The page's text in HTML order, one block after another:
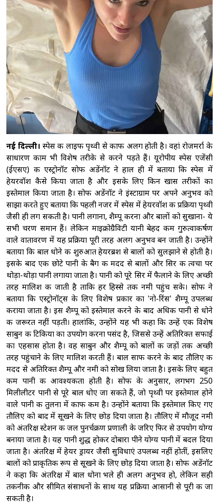
नई दिल्ली। स्पेस की लाइफ पृथ्वी से काफी अलग होती है। वहां रोजमर्रा के
साधारण काम भी विशेष तरीके से करने पड़ते हैं। यूरोपीय स्पेस एजेंसी
(ईएसए) की एस्ट्रोनॉट सोफी अडेंनॉट ने हाल ही में बताया कि स्पेस में
हेयरवॉश कैसे किया जाता है और इसके लिए किन खास तरीकों का
इस्तेमाल किया जाता है। सोफी अडेंनॉट ने इंस्टाग्राम पर अपने अनुभव को
साझा करते हुए बताया कि पहली नजर में स्पेस में हेयरवॉश की प्रक्रिया पृथ्वी
जैसी ही लग सकती है। पानी लगाना, शैम्पू करना और बालों को सुखाना- ये
सभी चरण समान हैं। लेकिन माइक्रोग्रैविटी यानी बेहद कम गुरुत्वाकर्षण
वाले वातावरण में यह प्रक्रिया पूरी तरह अलग अनुभव बन जाती है। उन्होंने
बताया कि बाल धोने की शुरुआत हेयरब्रश से बालों को सुलझाने से होती है।
इसके बाद एक छोटे पानी के बैग की मदद से बालों और सिर की त्वचा पर
थोड़ा-थोड़ा पानी लगाया जाता है। पानी को पूरे सिर में फैलाने के लिए अच्छी
तरह मालिश की जाती है ताकि हर हिस्से तक नमी पहुंच सके। सोफी ने
बताया कि एस्ट्रोनॉट्स के लिए विशेष प्रकार का 'नो-रिंस' शैम्पू उपलब्ध
कराया जाता है। इस शैम्पू को इस्तेमाल करने के बाद अधिक पानी से धोने
की जरूरत नहीं पड़ती। हालांकि, उन्होंने यह भी कहा कि उन्हें एक विशेष
साबुन की टिकिया का उपयोग करना पसंद है, जिससे उन्हें अतिरिक्त सफाई
का एहसास होता है। वह साबुन और शैम्पू को बालों की जड़ों तक अच्छी
तरह पहुंचाने के लिए मालिश करती हैं। बाल साफ करने के बाद तौलिए की
मदद से अतिरिक्त शैम्पू और नमी को सोख लिया जाता है। इसके लिए बहुत
कम पानी की आवश्यकता होती है। सोफी के अनुसार, लगभग 250
मिलीलीटर पानी से पूरे बाल धोए जा सकते हैं, जो पृथ्वी पर इस्तेमाल होने
वाले पानी की तुलना में काफी कम है। उन्होंने बताया कि इस्तेमाल किए गए
तौलिए को बाद में सूखने के लिए छोड़ दिया जाता है। तौलिए में मौजूद नमी
को अंतरिक्ष स्टेशन की जल पुनर्चक्रण प्रणाली के जरिए फिर से उपयोग योग्य
बनाया जाता है। यह पानी शुद्ध होकर दोबारा पीने योग्य पानी में बदल दिया
जाता है। अंतरिक्ष में हेयर ड्रायर जैसी सुविधाएं उपलब्ध नहीं होतीं, इसलिए
बालों को प्राकृतिक रूप से सूखने के लिए छोड़ दिया जाता है। सोफी अडेंनॉट
ने कहा कि अंतरिक्ष में बाल धोना भले ही अलग अनुभव हो, लेकिन सही
तकनीक और सीमित संसाधनों के साथ यह प्रक्रिया आसानी से पूरी की जा
सकती है।